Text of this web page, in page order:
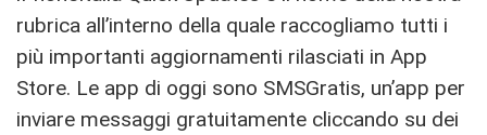
rubrica all’interno della quale raccogliamo tutti i
più importanti aggiornamenti rilasciati in App
Store. Le app di oggi sono SMSGratis, un’app per
inviare messaggi gratuitamente cliccando su dei